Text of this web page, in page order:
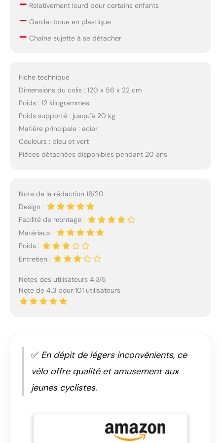
– Relativement lourd pour certains enfants
– Garde-boue en plastique
– Chaîne sujette à se détacher
Fiche technique
Dimensions du colis : 120 x 56 x 22 cm
Poids : 12 kilogrammes
Poids supporté : jusqu’à 20 kg
Matière principale : acier
Couleurs : bleu et vert
Pièces détachées disponibles pendant 20 ans
Note de la rédaction 16/20
Design :
Facilité de montage :
Matériaux :
Poids :
Entretien :
Notes des utilisateurs 4.3/5
Note de 4.3 pour 101 utilisateurs
✅ En dépit de légers inconvénients, ce
vélo offre qualité et amusement aux
jeunes cyclistes.